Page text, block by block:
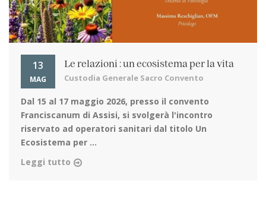
13
MAG
Le relazioni : un ecosistema per la vita
Custodia Generale Sacro Convento
Dal 15 al 17 maggio 2026, presso il convento
Franciscanum di Assisi, si svolgerà l'incontro
riservato ad operatori sanitari dal titolo Un
Ecosistema per ...
Leggi tutto